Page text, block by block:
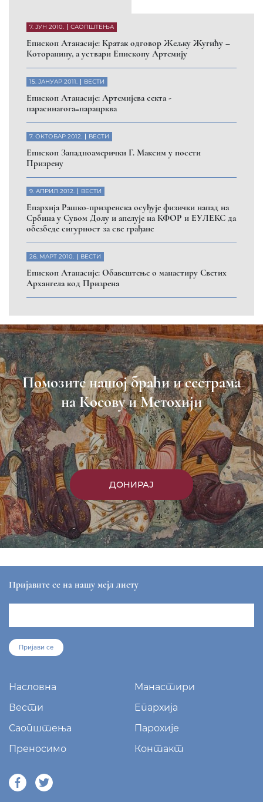
7. ЈУН 2010. САОПШТЕЊА
Eпископ Атанасије: Кратак одговор Жељку Жугићу –
Которанину, а уствари Епископу Артемију
15. ЈАНУАР 2011. ВЕСТИ
Eпископ Атанасије: Артемијева секта -
парасинагога=парацрква
7. ОКТОБАР 2012. ВЕСТИ
Eпископ Западноамерички Г. Максим у посети
Призрену
9. АПРИЛ 2012. ВЕСТИ
Eпархија Рашко-призренска осуђује физички напад на
Србина у Сувом Долу и апелује на КФОР и ЕУЛЕКС да
обезбеде сигурност за све грађане
26. МАРТ 2010. ВЕСТИ
Eпископ Атанасије: Обавештење о манастиру Светих
Архангела код Призрена
Помозите нашој браћи и сестрама
на Косову и Метохији
ДОНИРАЈ
Пријавите се на нашу мејл листу
Пријави се
Насловна
Манастири
Вести
Епархија
Саопштења
Парохије
Преносимо
Контакт